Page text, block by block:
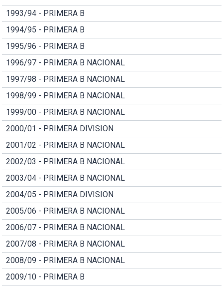
1993/94 - PRIMERA B
1994/95 - PRIMERA B
1995/96 - PRIMERA B
1996/97 - PRIMERA B NACIONAL
1997/98 - PRIMERA B NACIONAL
1998/99 - PRIMERA B NACIONAL
1999/00 - PRIMERA B NACIONAL
2000/01 - PRIMERA DIVISION
2001/02 - PRIMERA B NACIONAL
2002/03 - PRIMERA B NACIONAL
2003/04 - PRIMERA B NACIONAL
2004/05 - PRIMERA DIVISION
2005/06 - PRIMERA B NACIONAL
2006/07 - PRIMERA B NACIONAL
2007/08 - PRIMERA B NACIONAL
2008/09 - PRIMERA B NACIONAL
2009/10 - PRIMERA B